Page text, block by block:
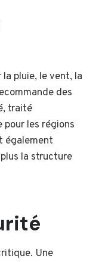
pluie, le vent, la
des
traité
pour les régions
également
la structure
Une